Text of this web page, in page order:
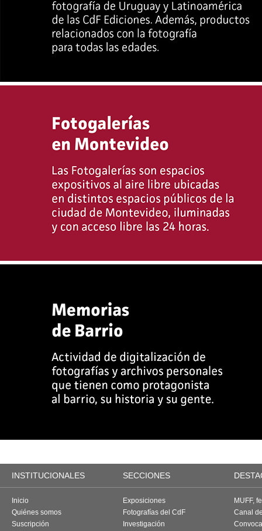
INSTITUCIONALES SECCIONES
Inicio
Quiénes somos
Suscripción
Exposiciones
Fotografías del CdF
Investigación
MUFF,
Canal